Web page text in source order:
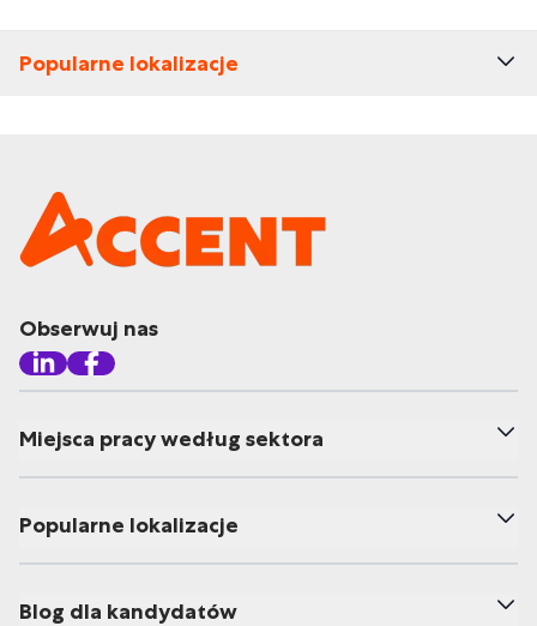
Popularne lokalizacje
Obserwuj nas
Miejsca pracy według sektora
Popularne lokalizacje
Blog dla kandydatów